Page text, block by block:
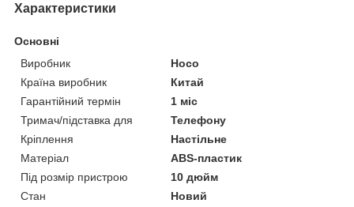
Характеристики
Основні
Виробник
Hoco
Країна виробник
Китай
Гарантійний термін
1 міс
Тримач/підставка для
Телефону
Кріплення
Настільне
Матеріал
ABS-пластик
Під розмір пристрою
10 дюйм
Стан
Новий